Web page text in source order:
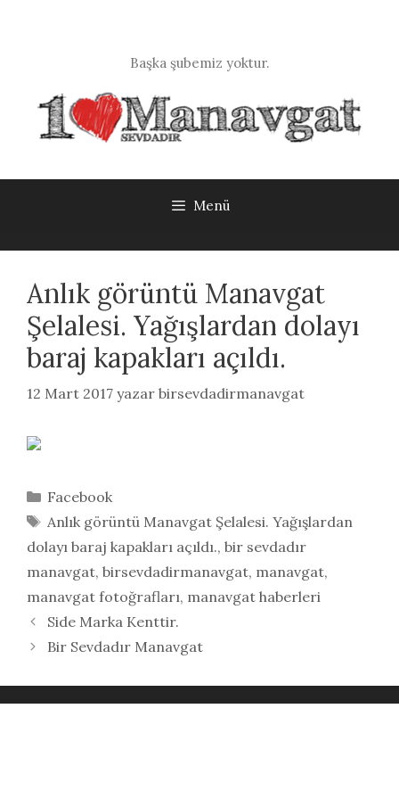
Başka şubemiz yoktur.
Menü
Anlık görüntü Manavgat
Şelalesi. Yağışlardan dolayı
baraj kapakları açıldı.
12 Mart 2017 yazar birsevdadirmanavgat
Kategoriler
Facebook
Etiketler
Anlık görüntü Manavgat Şelalesi. Yağışlardan
dolayı baraj kapakları açıldı., bir sevdadır
manavgat, birsevdadirmanavgat, manavgat,
manavgat fotoğrafları, manavgat haberleri
Side Marka Kenttir.
Bir Sevdadır Manavgat